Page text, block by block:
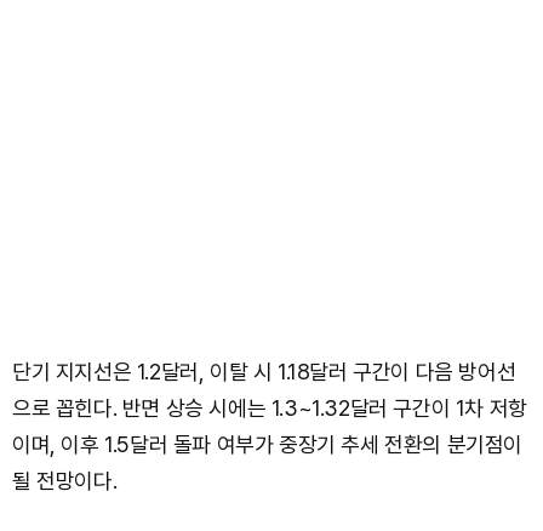
단기 지지선은 1.2달러, 이탈 시 1.18달러 구간이 다음 방어선
으로 꼽힌다. 반면 상승 시에는 1.3~1.32달러 구간이 1차 저항
이며, 이후 1.5달러 돌파 여부가 중장기 추세 전환의 분기점이
될 전망이다.